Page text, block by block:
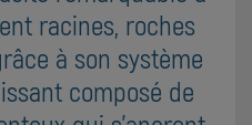
racines, roches
à son système
composé de